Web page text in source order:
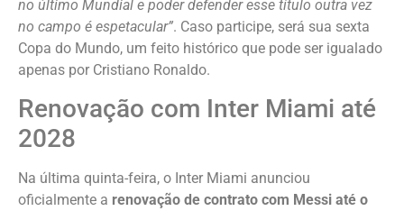
no último Mundial e poder defender esse título outra vez
no campo é espetacular”. Caso participe, será sua sexta
Copa do Mundo, um feito histórico que pode ser igualado
apenas por Cristiano Ronaldo.
Renovação com Inter Miami até
2028
Na última quinta-feira, o Inter Miami anunciou
oficialmente a renovação de contrato com Messi até o